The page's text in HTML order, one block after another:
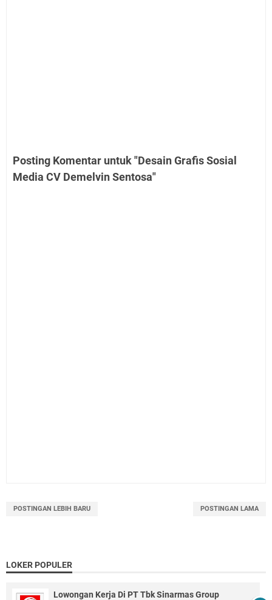
Posting Komentar untuk "Desain Grafis Sosial
Media CV Demelvin Sentosa"
POSTINGAN LEBIH BARU POSTINGAN LAMA
LOKER POPULER
Lowongan Kerja Di PT Tbk Sinarmas Group